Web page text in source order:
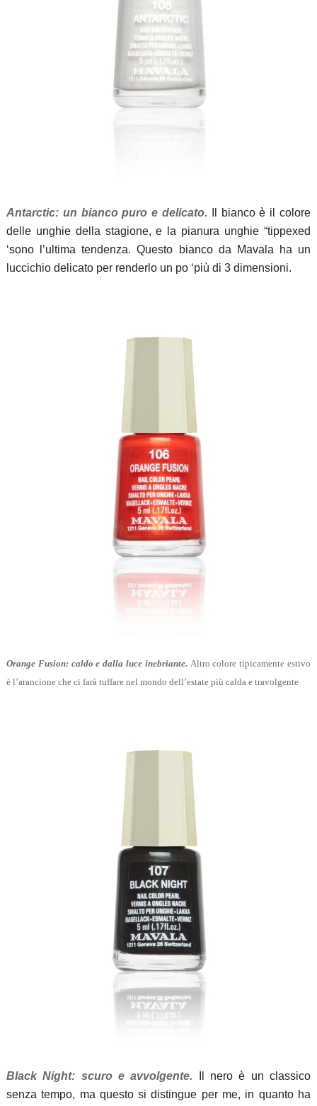
Antarctic: un bianco puro e delicato.
Il bianco è il colore
delle unghie della stagione, e la pianura unghie “tippexed
‘sono l’ultima tendenza. Questo bianco da Mavala ha un
luccichio delicato per renderlo un po ‘più di 3 dimensioni.
Orange Fusion: caldo e dalla luce inebriante. Altro colore tipicamente estivo
è l’arancione che ci farà tuffare nel mondo dell’estate più calda e travolgente
Black Night: scuro e avvolgente.
Il nero è un classico
senza tempo, ma questo si distingue per me, in quanto ha